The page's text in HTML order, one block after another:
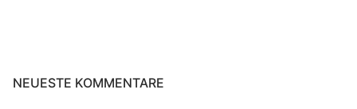
NEUESTE KOMMENTARE